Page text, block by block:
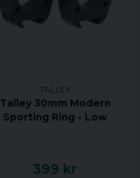
TALLEY
Talley 30mm Modern
Sporting Ring - Low
399 kr